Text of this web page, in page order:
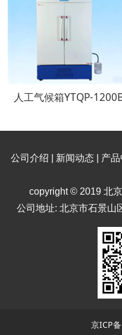
人工气候箱YTQP-
公司介绍 新闻动态| 产
copyright © 2019 北
公司地址: 北京市石景山
京ICP